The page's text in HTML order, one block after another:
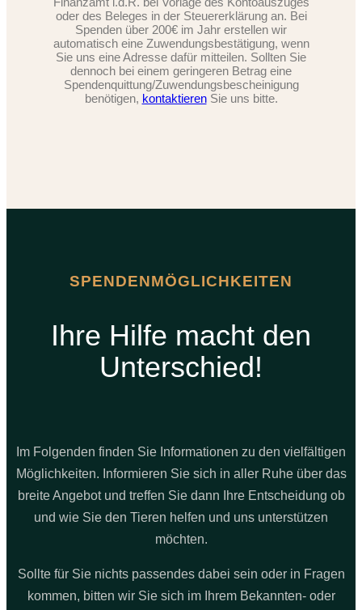
oder des Beleges in der Steuererklärung an. Bei
Spenden über 200€ im Jahr erstellen wir
automatisch eine Zuwendungsbestätigung, wenn
Sie uns eine Adresse dafür mitteilen. Sollten Sie
dennoch bei einem geringeren Betrag eine
Spendenquittung/Zuwendungsbescheinigung
benötigen, kontaktierenSie uns bitte.
SPENDENMÖGLICHKEITEN
Ihre Hilfe macht den
Unterschied!
Im Folgenden finden Sie Informationen zu den vielfältigen
Möglichkeiten. Informieren Sie sich in aller Ruhe über das
breite Angebot und treffen Sie dann Ihre Entscheidung ob
und wie Sie den Tieren helfen und uns unterstützen
möchten.
Sollte für Sie nichts passendes dabei sein oder in Fragen
kommen, bitten wir Sie sich im Ihrem Bekannten- oder